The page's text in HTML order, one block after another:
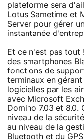
plateforme sera
Lotus Sametime et
Server pour gérer
instantanée
Et ce n'est pas tout
des smartphones
fonctions de
terminaux en
logicielles par les
avec Microsoft
Domino 7.03 et 8.0.
niveau de la
au niveau de la
Bluetooth et du GPS.